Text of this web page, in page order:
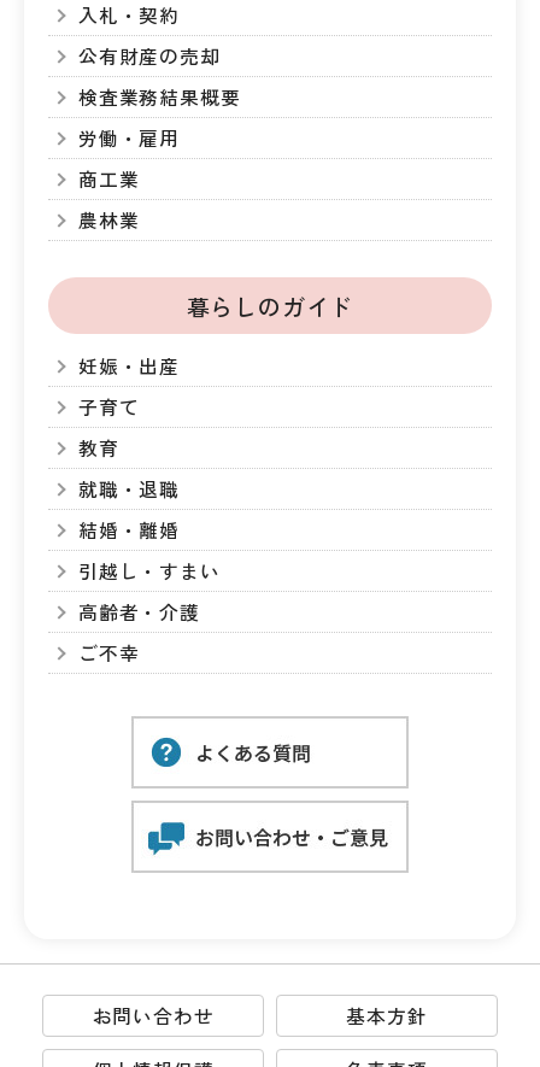
入札・契約
公有財産の売却
検査業務結果概要
労働・雇用
商工業
農林業
暮らしのガイド
妊娠・出産
子育て
教育
就職・退職
結婚・離婚
引越し・すまい
高齢者・介護
ご不幸
お問い合わせ
基本方針